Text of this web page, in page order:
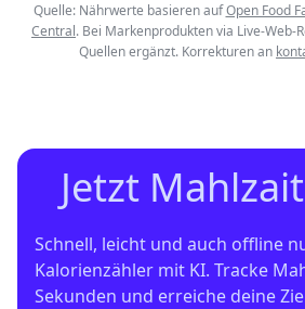
Quelle: Nährwerte basieren auf Open Food
Central. Bei Markenprodukten via Live-Web-
Quellen ergänzt. Korrekturen an
Jetzt
Schnell, leicht und auch offline
Kalorienzähler mit KI. Tracke
Sekunden und erreiche deine